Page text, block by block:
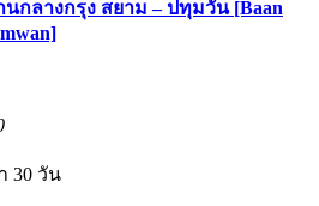
นกลางกรุง สยาม – ปทุมวัน [Baan
30 วัน